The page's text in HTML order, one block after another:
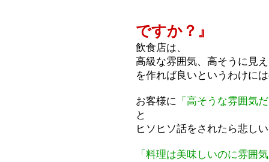
ですか？』
飲食店は、
高級な雰囲気、高そうに見
を作れば良いというわけに
お客様に 「高そうな雰囲気
と
ヒソヒソ話をされたら悲し
「料理は美味しいのに雰囲